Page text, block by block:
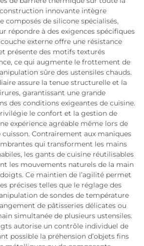
innovante intègre
composés de silicone spécialisés,
répondre à des exigences spécifiques
externe offre une résistance
présente des motifs texturés
ce qui augmente le frottement de
sûre des ustensiles chauds.
assure la tenue structurelle et la
garantissant une grande
des conditions exigeantes de cuisine.
le confort et la gestion de
expérience agréable même lors de
cuisson. Contrairement aux maniques
qui transforment les mains
les gants de cuisine réutilisables
les mouvements naturels de la main
Ce maintien de l’agilité permet
précises telles que le réglage des
de sondes de température
de pâtisseries délicates ou
simultanée de plusieurs ustensiles.
autorise un contrôle individuel de
possible la préhension d’objets fins